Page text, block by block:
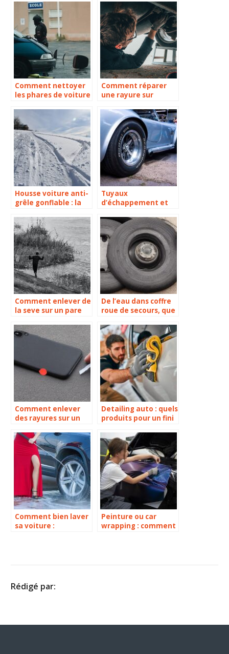
Comment nettoyer
les phares de voiture
Comment réparer
une rayure sur
Housse voiture anti-
grêle gonflable : la
pour votre voiture
contre les
intempéries !
Tuyaux
d’échappement et
endommagé, que
faire ?
Comment enlever de
la seve sur un pare
De l’eau dans coffre
roue de secours, que
Comment enlever
des rayures sur un
noir ?
Detailing auto : quels
produits pour un fini
Comment bien laver
sa voiture :
Peinture ou car
wrapping : comment
Rédigé par: